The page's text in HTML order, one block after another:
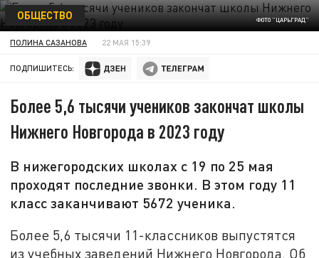
ФОТО "ЦАРЬГРАД"
ОБЩЕСТВО
ПОЛИНА САЗАНОВА 22 МАЯ 15:39
ПОДПИШИТЕСЬ:
Более 5,6 тысячи учеников закончат школы
Нижнего Новгорода в 2023 году
В нижегородских школах с 19 по 25 мая
проходят последние звонки. В этом году 11
класс заканчивают 5672 ученика.
Более 5,6 тысячи 11-классников выпустятся
из учебных заведений Нижнего Новгорода. Об